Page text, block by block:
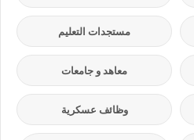
مستجدات التعليم
معاهد و جامعات
وظائف عسكرية